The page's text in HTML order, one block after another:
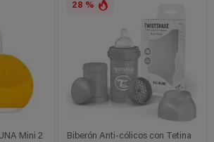
Mini 2
28 %
Biberón Anti-cólicos con Tetina